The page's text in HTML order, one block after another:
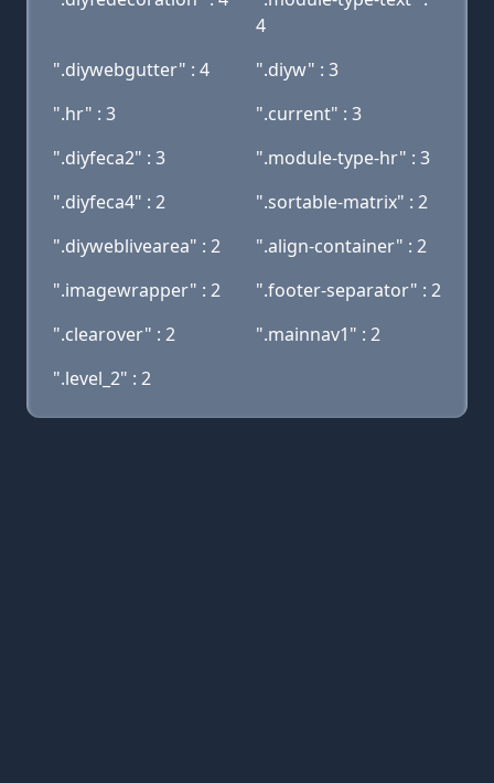
4
".diywebgutter" : 4
".diyw" : 3
".hr" : 3
".current" : 3
".diyfeca2" : 3
".module-type-hr" : 3
".diyfeca4" : 2
".sortable-matrix" : 2
".diyweblivearea" : 2
".align-container" : 2
".imagewrapper" : 2
".footer-separator" : 2
".clearover" : 2
".mainnav1" : 2
".level_2" : 2